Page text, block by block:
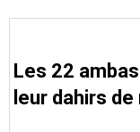
Les 22
leur dahirs